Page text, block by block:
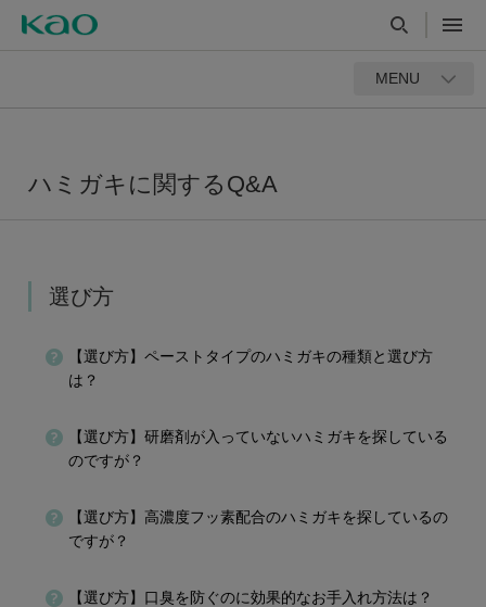
MENU
ハミガキに関するQ&A
選び方
【選び方】ペーストタイプのハミガキの種類と選び方
は？
【選び方】研磨剤が入っていないハミガキを探している
のですが？
【選び方】高濃度フッ素配合のハミガキを探しているの
ですが？
【選び方】口臭を防ぐのに効果的なお手入れ方法は？